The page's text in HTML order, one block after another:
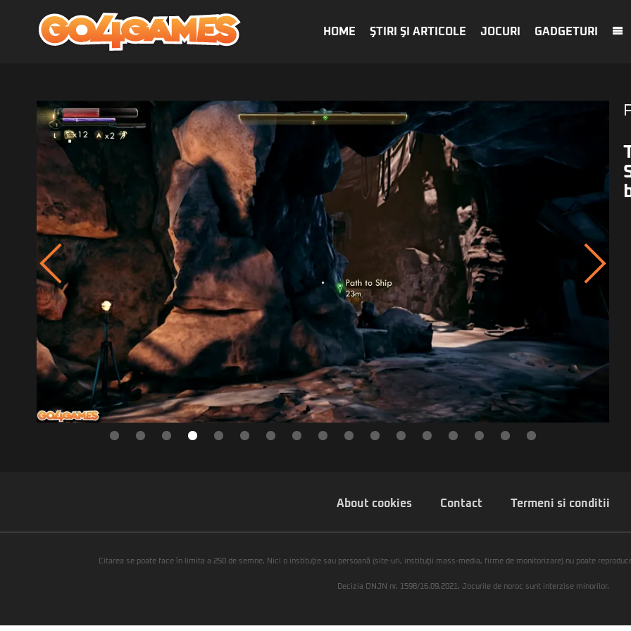
HOME ŞTIRI ŞI ARTICOLE JOCURI GADGETURI
About cookies Contact Termeni si conditii
Citarea se poate face în limita a 250 de semne. Nici o instituţie sau persoană (site-uri, instituţii mass-media, firme de monitorizare) nu poate
Decizia ONJN nr. 1598/16.09.2021. Jocurile de noroc sunt interzise minorilor.